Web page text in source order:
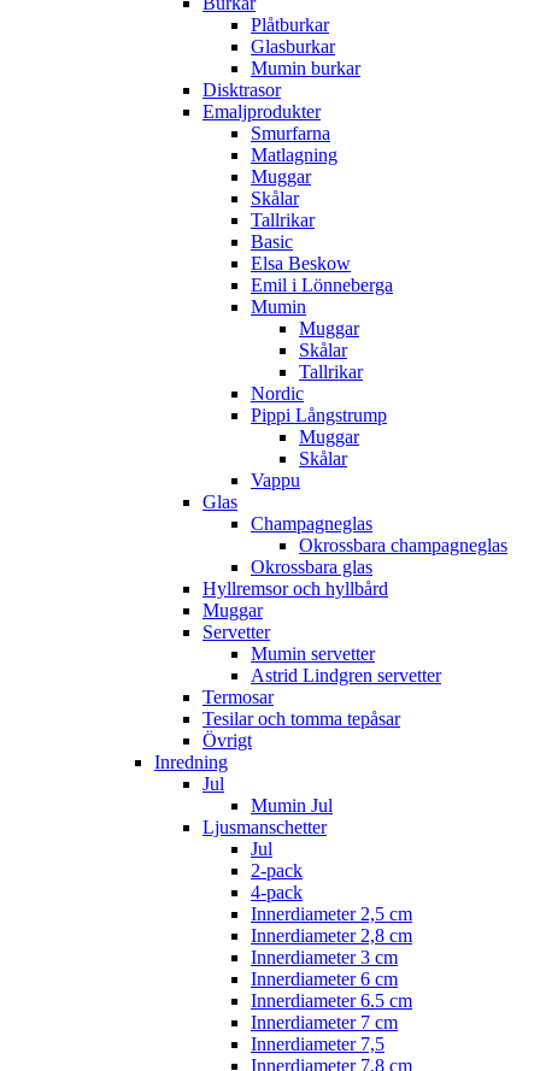
Plåtburkar
Glasburkar
Mumin burkar
Disktrasor
Emaljprodukter
Smurfarna
Matlagning
Muggar
Skålar
Tallrikar
Basic
Elsa Beskow
Emil i Lönneberga
Mumin
Muggar
Skålar
Tallrikar
Nordic
Pippi Långstrump
Muggar
Skålar
Vappu
Glas
Champagneglas
Okrossbara champagneglas
Okrossbara glas
Hyllremsor och hyllbård
Muggar
Servetter
Mumin servetter
Astrid Lindgren servetter
Termosar
Tesilar och tomma tepåsar
Övrigt
Inredning
Jul
Mumin Jul
Ljusmanschetter
Jul
2-pack
4-pack
Innerdiameter 2,5 cm
Innerdiameter 2,8 cm
Innerdiameter 3 cm
Innerdiameter 6 cm
Innerdiameter 6.5 cm
Innerdiameter 7 cm
Innerdiameter 7,5
Innerdiameter 7.8 cm